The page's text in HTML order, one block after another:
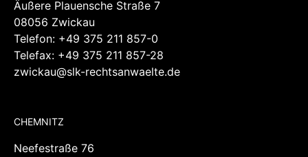
Äußere Plauensche Straße 7
08056 Zwickau
Telefon: +49 375 211 857-0
Telefax: +49 375 211 857-28
zwickau@slk-rechtsanwaelte.de
CHEMNITZ
Neefestraße 76